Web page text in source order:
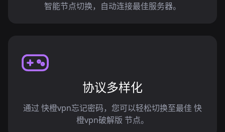
智能节点切换，自动连接最佳服务器。
协议多样化
通过 快橙vpn忘记密码，您可以轻松切换至最佳 快
橙vpn破解版 节点。